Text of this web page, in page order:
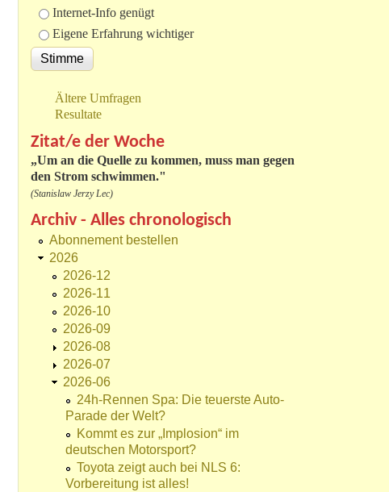
Internet-Info genügt
Eigene Erfahrung wichtiger
Ältere Umfragen
Resultate
Zitat/e der Woche
„Um an die Quelle zu kommen, muss man gegen
den Strom schwimmen."
(Stanislaw Jerzy Lec)
Archiv - Alles chronologisch
Abonnement bestellen
2026
2026-12
2026-11
2026-10
2026-09
2026-08
2026-07
2026-06
24h-Rennen Spa: Die teuerste Auto-
Parade der Welt?
Kommt es zur „Implosion“ im
deutschen Motorsport?
Toyota zeigt auch bei NLS 6:
Vorbereitung ist alles!